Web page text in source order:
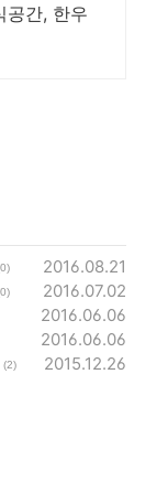
공간, 한우
2016.08.21
2016.07.02
2016.06.06
2016.06.06
(2) 2015.12.26